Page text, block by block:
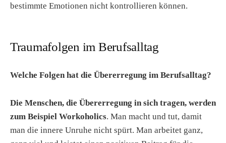
bestimmte Emotionen nicht kontrollieren können.
Traumafolgen im Berufsalltag
Welche Folgen hat die Übererregung im Berufsalltag?
Die Menschen, die Übererregung in sich tragen, werden
zum Beispiel Workoholics. Man macht und tut, damit
man die innere Unruhe nicht spürt. Man arbeitet ganz,